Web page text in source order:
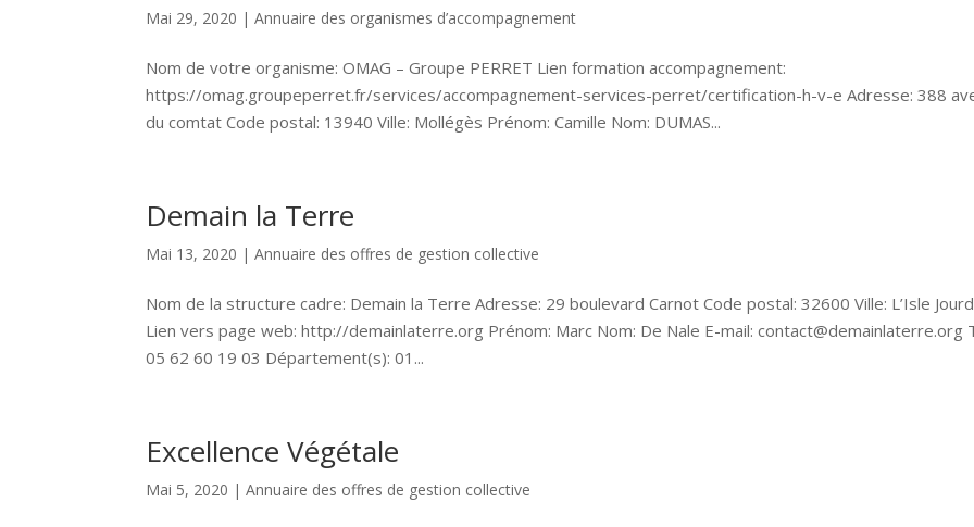
Mai 29, 2020 |Annuaire des organismes d’accompagnement
Nom de votre organisme: OMAG – Groupe PERRET Lien formation accompagnement:
https://omag.groupeperret.fr/services/accompagnement-services-perret/certification-h-v-e Adresse: 388
du comtat Code postal: 13940 Ville: Mollégès Prénom: Camille Nom: DUMAS...
Demain la Terre
Mai 13, 2020 |Annuaire des offres de gestion collective
Nom de la structure cadre: Demain la Terre Adresse: 29 boulevard Carnot Code postal: 32600 Ville: L’Isle
Lien vers page web: http://demainlaterre.org Prénom: Marc Nom: De Nale E-mail: contact@demainlaterre.org
05 62 60 19 03 Département(s): 01...
Excellence Végétale
Mai 5, 2020 |Annuaire des offres de gestion collective